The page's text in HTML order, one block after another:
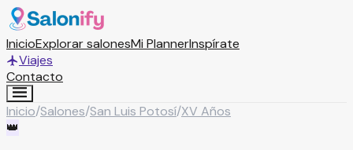
InicioExplorar salonesMi PlannerInspírate
Viajes
Contacto
Inicio/Salones/San Luis Potosí/XV Años
👑